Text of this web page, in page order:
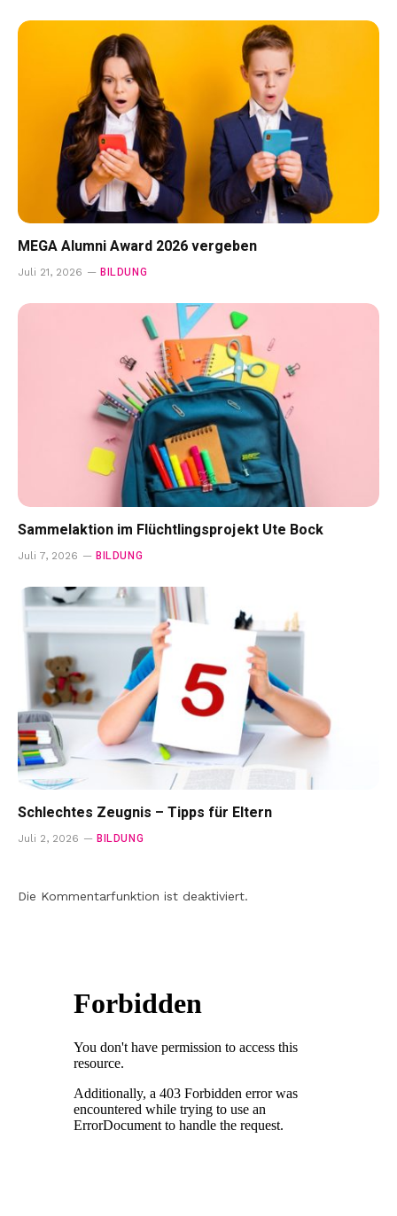
MEGA Alumni Award 2026 vergeben
Juli 21, 2026 BILDUNG
Sammelaktion im Flüchtlingsprojekt Ute Bock
Juli 7, 2026 BILDUNG
Schlechtes Zeugnis – Tipps für Eltern
Juli 2, 2026 BILDUNG
Die Kommentarfunktion ist deaktiviert.